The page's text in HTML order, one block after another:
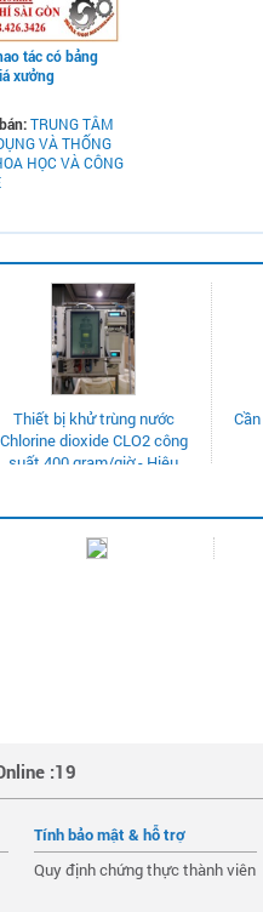
tác có bảng
xưởng
TRUNG TÂM
VÀ THỐNG
HỌC VÀ CÔNG
Cần mua thau nhựa rải phân
bón
:19
Tính bảo mật & hỗ trợ
Quy định chứng thực thành viên